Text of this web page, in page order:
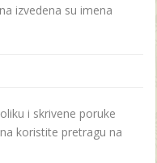
izvedena su imena
i skrivene poruke
koristite pretragu na